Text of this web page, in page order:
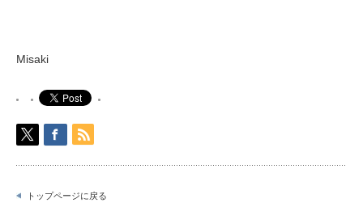
Misaki
トップページに戻る